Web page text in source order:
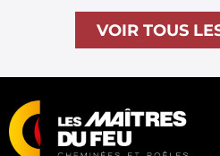
VOIR TOUS